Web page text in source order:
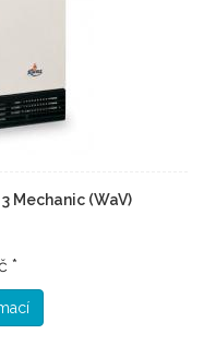
Mechanic (WaV)
*